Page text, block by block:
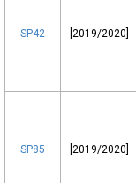
SP42 [2019/2020]
SP85 [2019/2020]